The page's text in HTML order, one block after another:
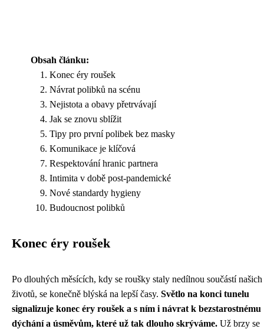
Obsah článku:
Konec éry roušek
Návrat polibků na scénu
Nejistota a obavy přetrvávají
Jak se znovu sblížit
Tipy pro první polibek bez masky
Komunikace je klíčová
Respektování hranic partnera
Intimita v době post-pandemické
Nové standardy hygieny
Budoucnost polibků
Konec éry roušek
Po dlouhých měsících, kdy se roušky staly nedílnou součástí našich
životů, se konečně blýská na lepší časy. Světlo na konci tunelu
signalizuje konec éry roušek a s ním i návrat k bezstarostnému
dýchání a úsměvům, které už tak dlouho skrýváme. Už brzy se